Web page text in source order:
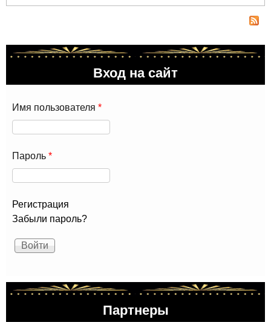
Вход на сайт
Имя пользователя *
Пароль *
Регистрация
Забыли пароль?
Партнеры